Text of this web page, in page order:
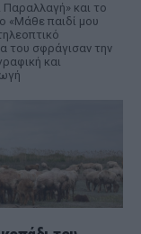
και το
«Μάθε παιδί μου
του σφράγισαν την
και